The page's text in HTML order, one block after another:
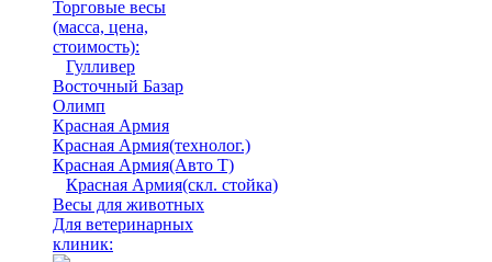
Торговые весы
(масса, цена,
стоимость):
Гулливер
Восточный Базар
Олимп
Красная Армия
Красная Армия(технолог.)
Красная Армия(Авто Т)
Красная Армия(скл. стойка)
Весы для животных
Для ветеринарных
клиник: